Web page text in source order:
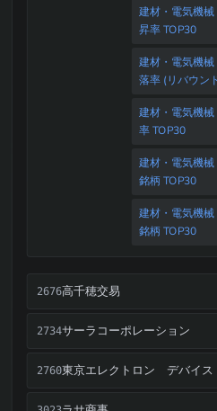
建材・電気機
昇率 TOP30
建材・電気機
落率 (リバウン
建材・電気機
率 TOP30
建材・電気機
銘柄 TOP30
建材・電気機
銘柄 TOP30
2676高千穂交易
2734サーラコーポレーション
2760東京エレクトロン デバイス